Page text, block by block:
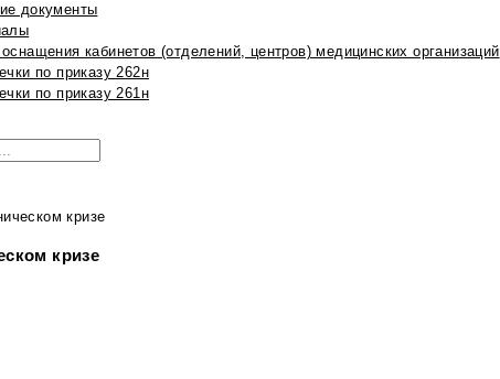
документы
кабинетов (отделений, центров) медицинских организаций
по приказу 262н
по приказу 261н
кризе
кризе